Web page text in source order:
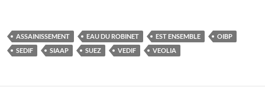
ASSAINISSEMENT EAU DU ROBINET EST ENSEMBLE
OIBP
SEDIF
SIAAP SUEZ VEDIF VEOLIA